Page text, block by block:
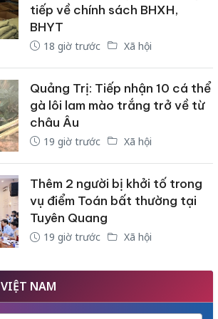
tiếp về chính sách BHXH,
BHYT
18 giờ trước Xã hội
Quảng Trị: Tiếp nhận 10 cá thể
gà lôi lam mào trắng trở về từ
châu Âu
19 giờ trước Xã hội
Thêm 2 người bị khởi tố trong
vụ điểm Toán bất thường tại
Tuyên Quang
19 giờ trước Xã hội
NAM